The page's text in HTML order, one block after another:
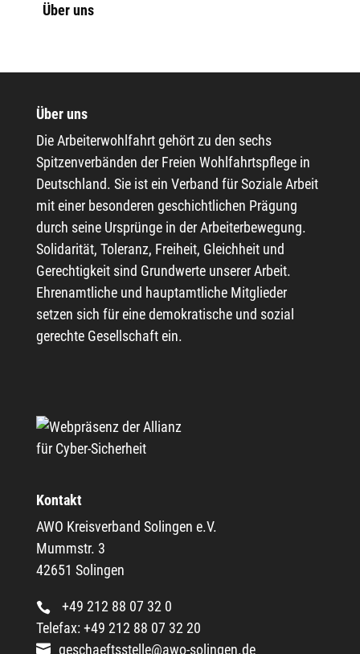
Über uns
Über uns
Die Arbeiterwohlfahrt gehört zu den sechs
Spitzenverbänden der Freien Wohlfahrtspflege in
Deutschland. Sie ist ein Verband für Soziale Arbeit
mit einer besonderen geschichtlichen Prägung
durch seine Ursprünge in der Arbeiterbewegung.
Solidarität, Toleranz, Freiheit, Gleichheit und
Gerechtigkeit sind Grundwerte unserer Arbeit.
Ehrenamtliche und hauptamtliche Mitglieder
setzen sich für eine demokratische und sozial
gerechte Gesellschaft ein.
Kontakt
AWO Kreisverband Solingen e.V.
Mummstr. 3
42651 Solingen
+49 212 88 07 32 0
Telefax: +49 212 88 07 32 20
geschaeftsstelle@awo-solingen.de